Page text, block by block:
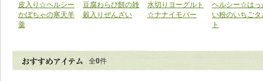
皮入り☆ヘルシー
かぼちゃの寒天羊
羹
豆腐わらび餅の雑
穀入りぜんざい
水切りヨーグルト
☆ナナイモバー
ヘルシー☆はっ
い粉のいちごタ
ト
全0件